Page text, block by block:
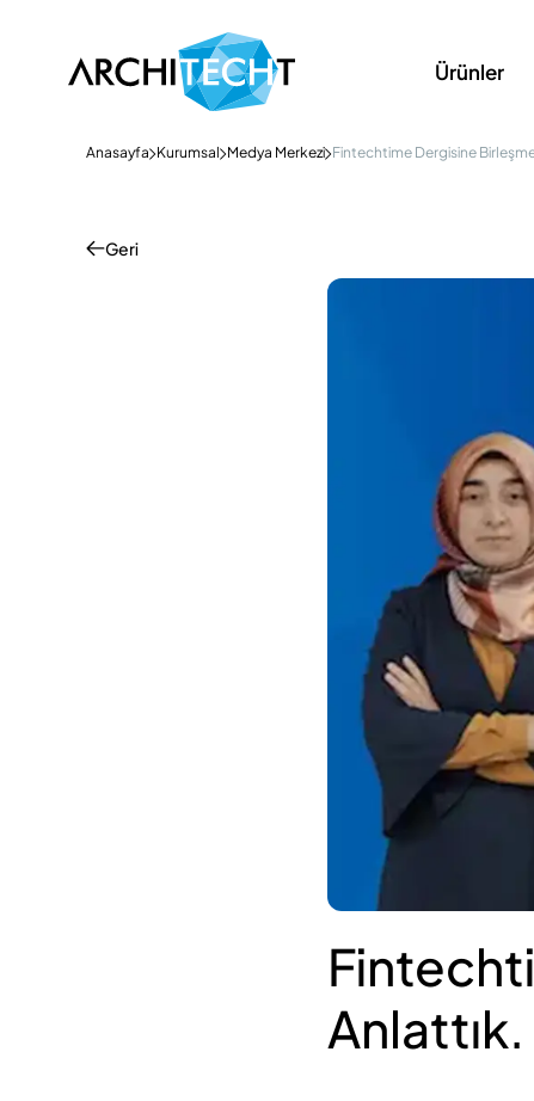
Ürünler
Anasayfa Kurumsal Medya Merkezi Fintechtime Dergisine
Geri
Anlattık.